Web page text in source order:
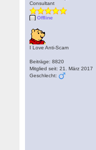
Consultant
Offline
I Love Anti-Scam
Beiträge: 8820
Mitglied seit: 21. März 2017
Geschlecht: